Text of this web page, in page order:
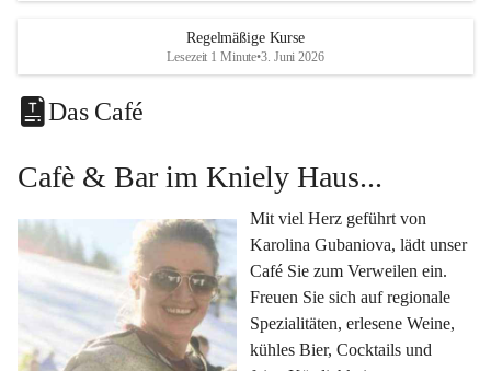
Seminare & Workshops, Hochzeiten &
Familienfeiern, Tagungen, Kulturevents oder Kundenevents
– bei uns finden Sie den passenden Rahmen für Ihre Ideen.
Lassen Sie sich von Karolina Gubaniova mit regionalen
Spezialitäten, edlen Weinen und kleinen Köstlichkeiten
verwöhnen.
Fragen oder Anfragen?
Kontaktieren Sie uns gerne per Mail
l.kohlmaier@leutschach-weinstrasse.gv.at
oder
+4334547060223
Regelmäßige Kurse
Lesezeit 1 Minute•3. Juni 2026
Das Café
Cafè & Bar im Kniely Haus...
Mit viel Herz geführt von
Karolina Gubaniova, lädt unser
Café Sie zum Verweilen ein.
Freuen Sie sich auf regionale
Spezialitäten, erlesene Weine,
kühles Bier, Cocktails und